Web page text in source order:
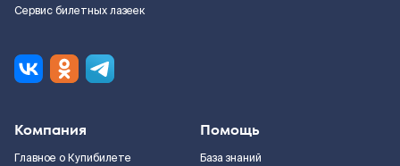
Сервис билетных лазеек
Компания
Главное о Купибилете
Помощь
База знаний